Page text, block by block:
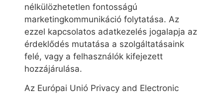
nélkülözhetetlen fontosságú
marketingkommunikáció folytatása. Az
ezzel kapcsolatos adatkezelés jogalapja az
érdeklődés mutatása a szolgáltatásaink
felé, vagy a felhasználók kifejezett
hozzájárulása.
Az Európai Unió Privacy and Electronic